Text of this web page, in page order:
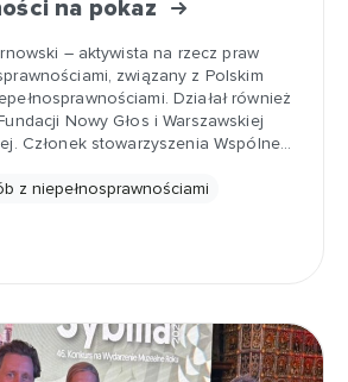
na pokaz
– aktywista na rzecz praw
związany z Polskim
Działał również
Nowy Głos i Warszawskiej
Członek stowarzyszenia Wspólne…
z niepełnosprawnościami